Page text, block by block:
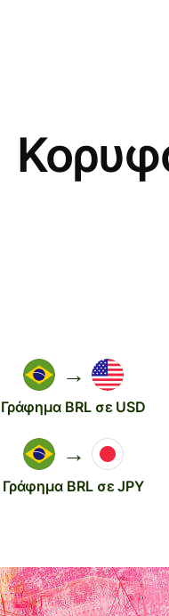
→
Γράφημα BRL σε USD
→
Γράφημα BRL σε JPY